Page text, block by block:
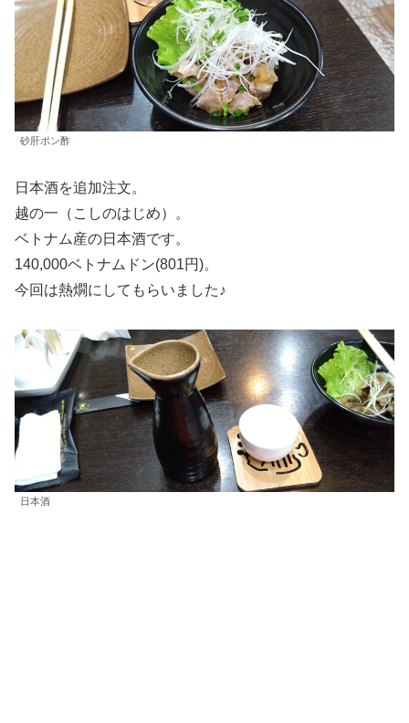
砂肝ポン酢
日本酒を追加注文。
越の一（こしのはじめ）。
ベトナム産の日本酒です。
140,000ベトナムドン(801円)。
今回は熱燗にしてもらいました♪
日本酒